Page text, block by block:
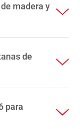
madera y
de
para